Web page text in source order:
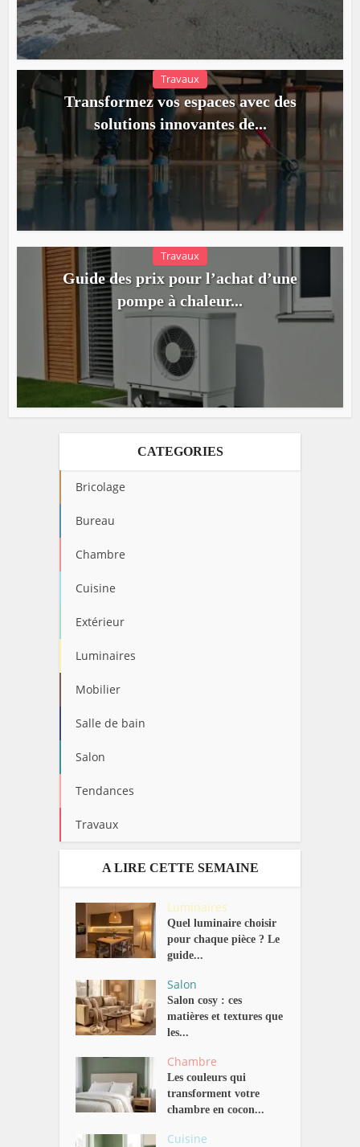
Travaux
Transformez vos espaces avec des
solutions innovantes de...
Travaux
Guide des prix pour l’achat d’une
pompe à chaleur...
CATEGORIES
Bricolage
Bureau
Chambre
Cuisine
Extérieur
Luminaires
Mobilier
Salle de bain
Salon
Tendances
Travaux
A LIRE CETTE SEMAINE
Luminaires
Quel luminaire choisir
pour chaque pièce ? Le
guide...
Salon
Salon cosy : ces
matières et textures que
les...
Chambre
Les couleurs qui
transforment votre
chambre en cocon...
Cuisine